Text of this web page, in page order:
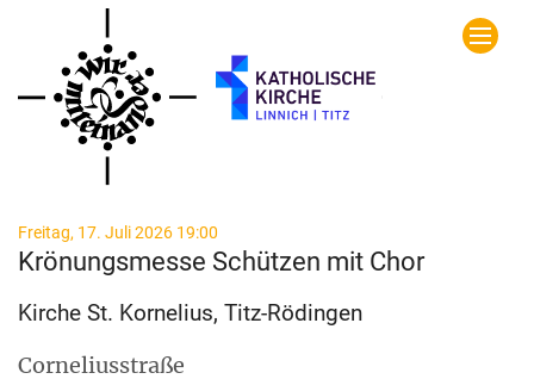
Zum Inhalt springen
Freitag, 17. Juli 2026 19:00
Krönungsmesse Schützen mit Chor
Kirche St. Kornelius, Titz-Rödingen
Corneliusstraße